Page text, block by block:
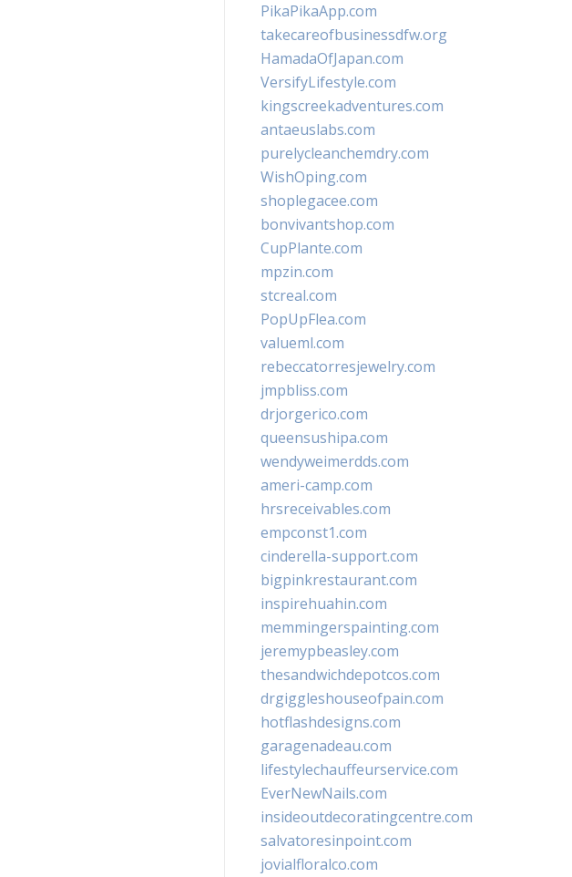
PikaPikaApp.com
takecareofbusinessdfw.org
HamadaOfJapan.com
VersifyLifestyle.com
kingscreekadventures.com
antaeuslabs.com
purelycleanchemdry.com
WishOping.com
shoplegacee.com
bonvivantshop.com
CupPlante.com
mpzin.com
stcreal.com
PopUpFlea.com
valueml.com
rebeccatorresjewelry.com
jmpbliss.com
drjorgerico.com
queensushipa.com
wendyweimerdds.com
ameri-camp.com
hrsreceivables.com
empconst1.com
cinderella-support.com
bigpinkrestaurant.com
inspirehuahin.com
memmingerspainting.com
jeremypbeasley.com
thesandwichdepotcos.com
drgiggleshouseofpain.com
hotflashdesigns.com
garagenadeau.com
lifestylechauffeurservice.com
EverNewNails.com
insideoutdecoratingcentre.com
salvatoresinpoint.com
jovialfloralco.com